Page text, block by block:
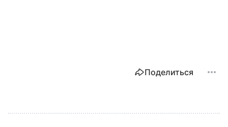
Поделиться